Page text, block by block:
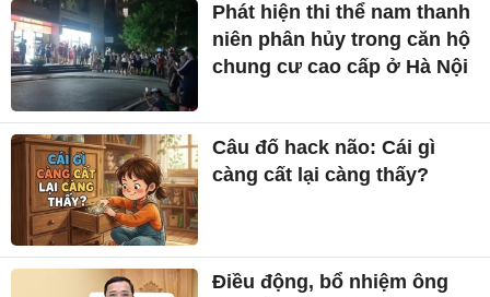
Phát hiện thi thể nam thanh
niên phân hủy trong căn hộ
chung cư cao cấp ở Hà Nội
Câu đố hack não: Cái gì
càng cất lại càng thấy?
Điều động, bổ nhiệm ông